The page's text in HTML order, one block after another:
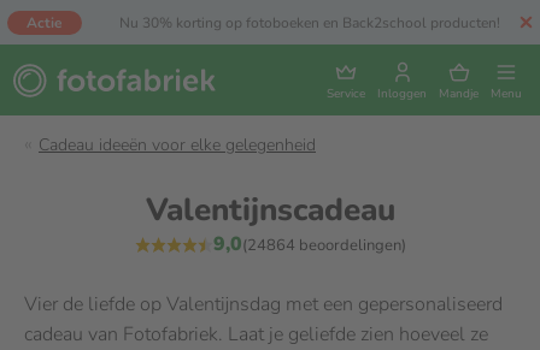
Actie Nu 30% korting op fotoboeken en Back2school producten!
Service Inloggen Mandje Menu
Cadeau ideeën voor elke gelegenheid
Valentijnscadeau
9,0(24864 beoordelingen)
Vier de liefde op Valentijnsdag met een gepersonaliseerd
cadeau van Fotofabriek. Laat je geliefde zien hoeveel ze